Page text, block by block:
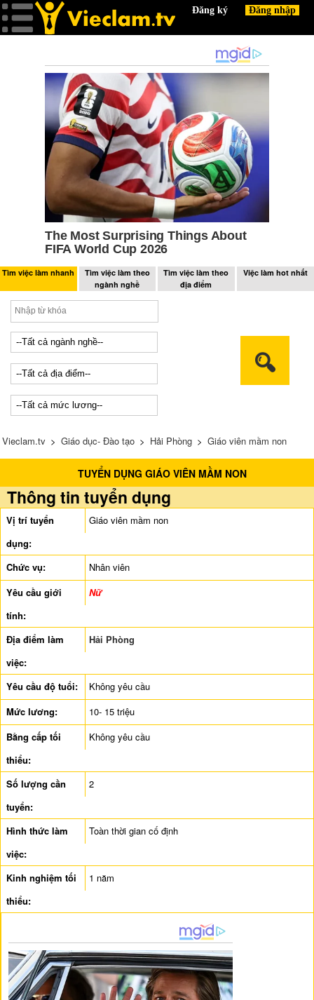
Tìm việc làm nhanh
Tìm việc làm theo
ngành nghề
Tìm việc làm theo
địa điểm
Việc làm hot nhất
Vieclam.tv > Giáo dục- Đào tạo > Hải Phòng > Giáo viên mầm non
TUYỂN DỤNG GIÁO VIÊN MẦM NON
Thông tin tuyển dụng
Vị trí tuyển
dụng:
Giáo viên mầm non
Chức vụ:
Nhân viên
Yêu cầu giới
tính:
Nữ
Địa điểm làm
việc:
Hải Phòng
Yêu cầu độ tuổi:
Không yêu cầu
Mức lương:
10- 15 triệu
Bằng cấp tối
thiểu:
Không yêu cầu
Số lượng cần
tuyển:
2
Hình thức làm
việc:
Toàn thời gian cố định
Kinh nghiệm tối
thiểu:
1 năm